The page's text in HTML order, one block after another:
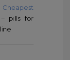
Cheapest
– pills for